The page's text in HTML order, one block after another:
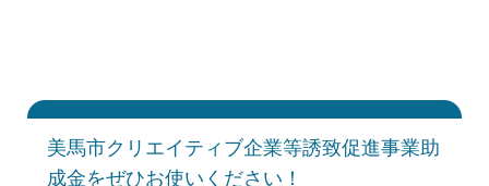
美馬市クリエイティブ企業等誘致促進事業助
成金をぜひお使いください！